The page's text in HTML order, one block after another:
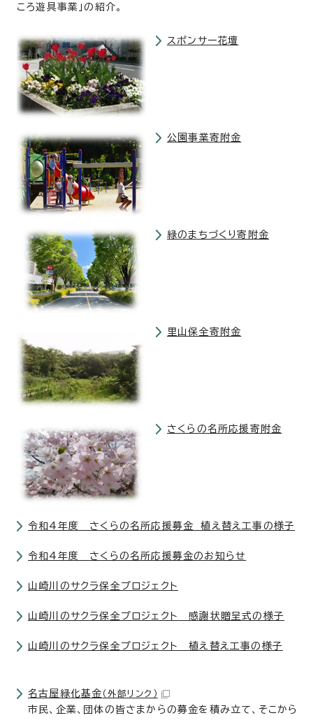
ころ遊具事業」の紹介。
スポンサー花壇
公園事業寄附金
緑のまちづくり寄附金
里山保全寄附金
さくらの名所応援寄附金
令和4年度 さくらの名所応援募金 植え替え工事の様子
令和4年度 さくらの名所応援募金のお知らせ
山崎川のサクラ保全プロジェクト
山崎川のサクラ保全プロジェクト 感謝状贈呈式の様子
山崎川のサクラ保全プロジェクト 植え替え工事の様子
名古屋緑化基金 （外部リンク）
市民、企業、団体の皆さまからの募金を積み立て、そこから